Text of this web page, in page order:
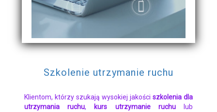
Szkolenie utrzymanie ruchu
Klientom, którzy szukają wysokiej jakości szkolenia dla
utrzymania ruchu, kurs utrzymanie ruchulub